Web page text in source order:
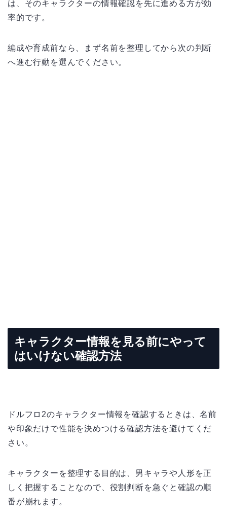
は、そのキャラクターの情報確認を先に進める方が効
率的です。
編成や育成前なら、まず名前を整理してから次の判断
へ進む行動を選んでください。
キャラクター情報を見る前にやって
はいけない確認方法
ドルフロ2のキャラクター情報を確認するときは、名前
や印象だけで性能を決めつける確認方法を避けてくだ
さい。
キャラクターを整理する目的は、男キャラや人形を正
しく把握することなので、役割判断を急ぐと確認の順
番が崩れます。